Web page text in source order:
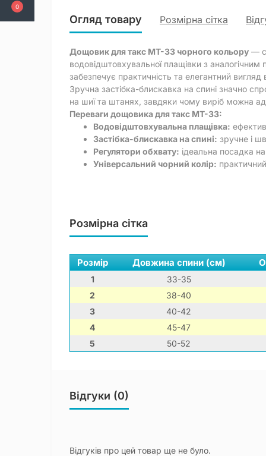
0
Огляд товару Розмірна сітка
Дощовик для такс MT-33 чорного кольору —
водовідштовхувальної плащівки з
забезпечує практичність та елегантний вигляд
Зручна застібка-блискавка на спині значно
на шиї та штанях, завдяки чому виріб можна
Переваги дощовика для такс MT-33:
Водовідштовхувальна плащівка:
Застібка-блискавка на спині: зручне і
Регулятори обхвату: ідеальна посадка
Універсальний чорний колір:
Розмірна сітка
Розмір Довжина спини (см)
1
33-35
2
38-40
3
40-42
4
45-47
5
50-52
Відгуки (0)
Відгуків про цей товар ще не було.